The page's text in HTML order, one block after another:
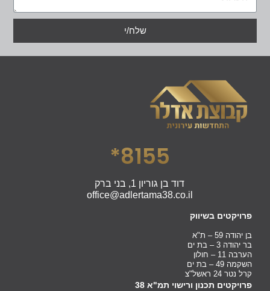
שלח/י
8155*
דוד בן גוריון 1, בני ברק
office@adlertama38.co.il
פרויקטים בשיווק
בן יהודה 59 – ת"א
בר יהודה 3 – בת ים
הערבה 11 – חולון
השקמה 49 – בת ים
קרל נטר 24 ראשל"צ
פרויקטים תכנון ורישוי תמ"א 38